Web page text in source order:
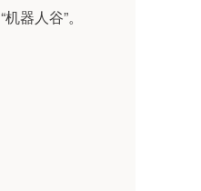
器人谷”。